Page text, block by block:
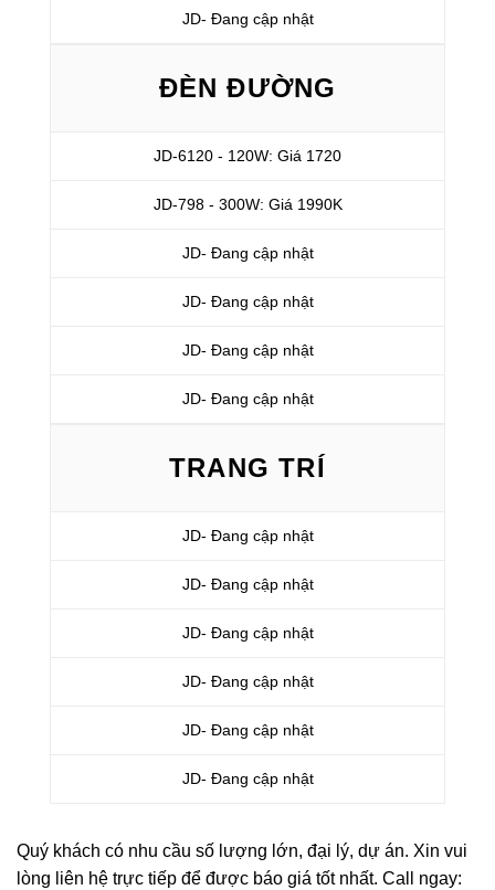
JD- Đang cập nhật
ĐÈN ĐƯỜNG
JD-6120 - 120W: Giá 1720
JD-798 - 300W: Giá 1990K
JD- Đang cập nhật
JD- Đang cập nhật
JD- Đang cập nhật
JD- Đang cập nhật
TRANG TRÍ
JD- Đang cập nhật
JD- Đang cập nhật
JD- Đang cập nhật
JD- Đang cập nhật
JD- Đang cập nhật
JD- Đang cập nhật
Quý khách có nhu cầu số lượng lớn, đại lý, dự án. Xin vui
lòng liên hệ trực tiếp để được báo giá tốt nhất. Call ngay: